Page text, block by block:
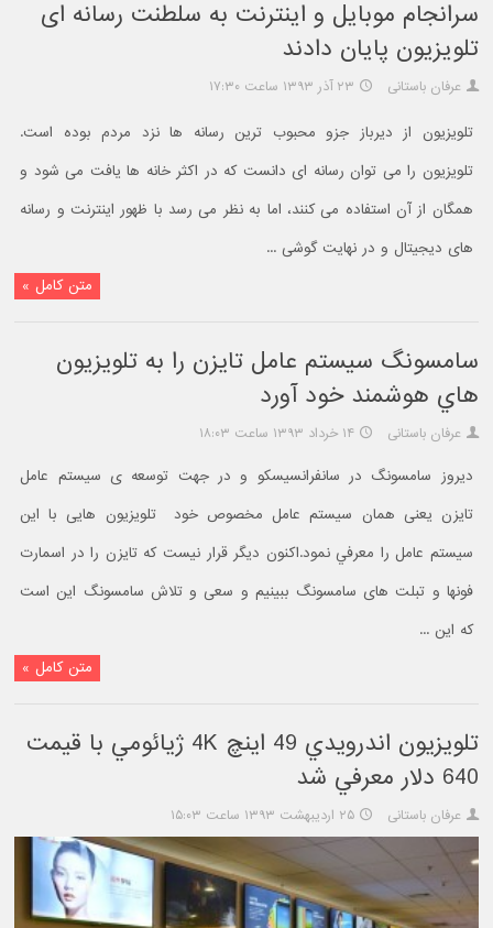
سرانجام موبایل و اینترنت به سلطنت رسانه ای
تلویزیون پایان دادند
عرفان باستانی ۲۳ آذر ۱۳۹۳ ساعت ۱۷:۳۰
تلویزیون از دیرباز جزو محبوب ترین رسانه ها نزد مردم بوده است.
تلویزیون را می توان رسانه ای دانست که در اکثر خانه ها یافت می شود و
همگان از آن استفاده می کنند، اما به نظر می رسد با ظهور اینترنت و رسانه
های دیجیتال و در نهایت گوشی ...
متن کامل »
سامسونگ سيستم عامل تايزن را به تلويزیون
هاي هوشمند خود آورد
عرفان باستانی ۱۴ خرداد ۱۳۹۳ ساعت ۱۸:۰۳
دیروز سامسونگ در سانفرانسیسکو و در جهت توسعه ی سیستم عامل
تایزن یعنی همان سیستم عامل مخصوص خود تلویزیون هایی با اين
سیستم عامل را معرفي نمود.اکنون دیگر قرار نیست که تایزن را در اسمارت
فونها و تبلت های سامسونگ ببینیم و سعی و تلاش سامسونگ این است
که این ...
متن کامل »
تلويزيون اندرويدي 49 اينچ 4K ژيائومي با قيمت
640 دلار معرفي شد
عرفان باستانی ۲۵ اردیبهشت ۱۳۹۳ ساعت ۱۵:۰۳